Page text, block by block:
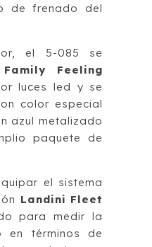
de frenado del
el 5-085 se
Family Feeling
luces led y se
color especial
azul metalizado
paquete de
el sistema
Landini Fleet
para medir la
en términos de